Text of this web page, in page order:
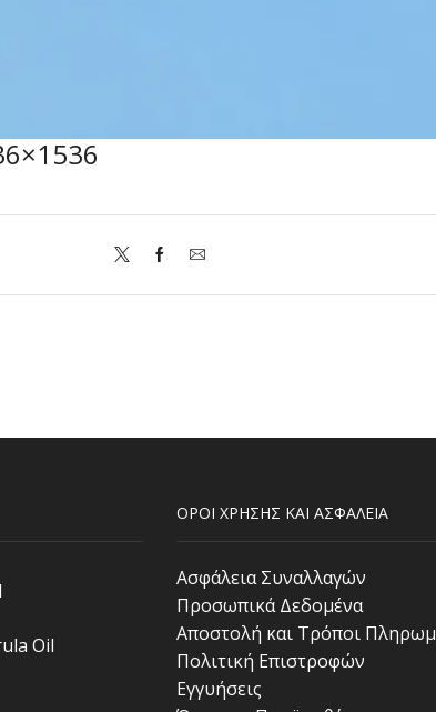
Oil
ΟΡΟΙ ΧΡΗΣΗΣ ΚΑΙ ΑΣΦΑΛΕΙΑ
Ασφάλεια Συναλλαγών
Προσωπικά Δεδομένα
Αποστολή και Τρόποι
Πολιτική Επιστροφών
Εγγυήσεις